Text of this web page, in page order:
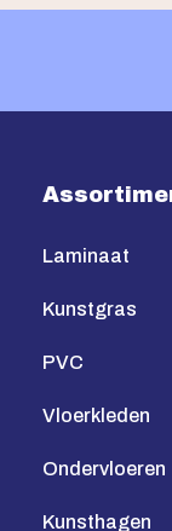
Laminaat
Kunstgras
PVC
Vloerkleden
Ondervloeren
Kunsthagen